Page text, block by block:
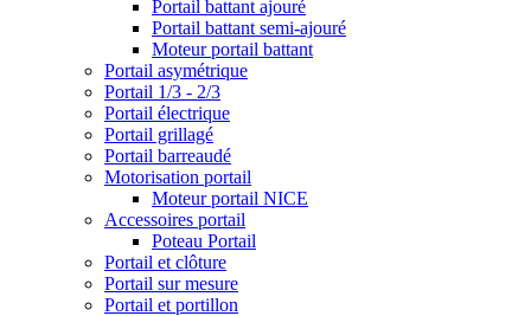
Portail battant ajouré
Portail battant semi-ajouré
Moteur portail battant
Portail asymétrique
Portail 1/3 - 2/3
Portail électrique
Portail grillagé
Portail barreaudé
Motorisation portail
Moteur portail NICE
Accessoires portail
Poteau Portail
Portail et clôture
Portail sur mesure
Portail et portillon